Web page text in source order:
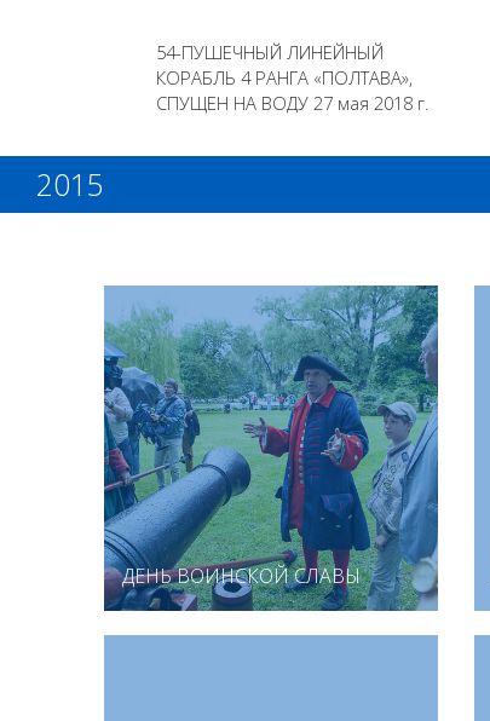
54-ПУШЕЧНЫЙ ЛИНЕЙНЫЙ
КОРАБЛЬ 4 РАНГА «ПОЛТАВА»,
СПУЩЕН НА ВОДУ 27 мая 2018 г.
2015
ДЕНЬ ВОИНСКОЙ СЛАВЫ